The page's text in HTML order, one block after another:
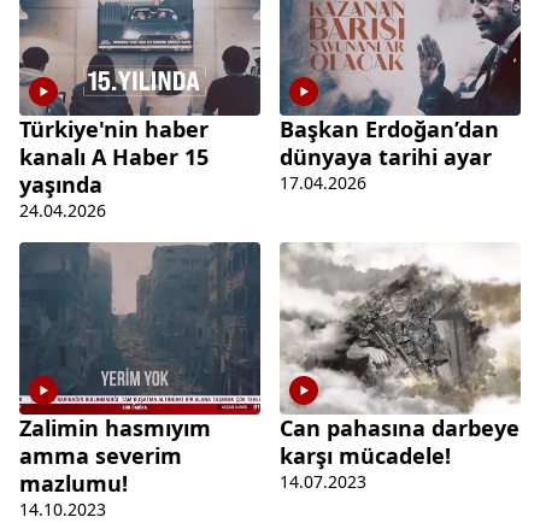
Türkiye'nin haber
kanalı A Haber 15
yaşında
24.04.2026
Başkan Erdoğan’dan
dünyaya tarihi ayar
17.04.2026
Zalimin hasmıyım
amma severim
mazlumu!
14.10.2023
Can pahasına darbeye
karşı mücadele!
14.07.2023